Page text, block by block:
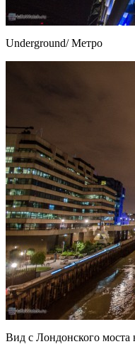
Underground/ Метро
Вид с Лондонского моста